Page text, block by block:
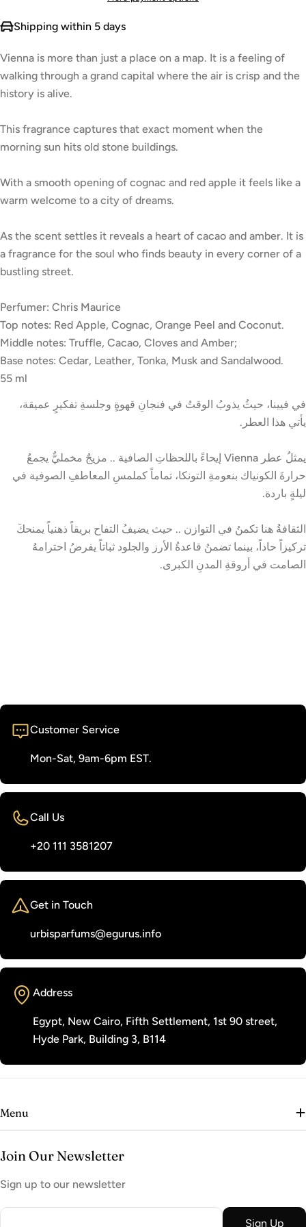
Shipping within 5 days
Vienna is more than just a place on a map. It is a feeling of
walking through a grand capital where the air is crisp and the
history is alive.
This fragrance captures that exact moment when the
morning sun hits old stone buildings.
With a smooth opening of cognac and red apple it feels like a
warm welcome to a city of dreams.
As the scent settles it reveals a heart of cacao and amber. It is
a fragrance for the soul who finds beauty in every corner of a
bustling street.
Perfumer: Chris Maurice
Top notes: Red Apple, Cognac, Orange Peel and Coconut.
Middle notes: Truffle, Cacao, Cloves and Amber;
Base notes: Cedar, Leather, Tonka, Musk and Sandalwood.
55 ml
في فيينا، حيثُ يذوبُ الوقتُ في فنجانِ قهوةٍ وجلسةِ تفكيرٍ عميقة،
يأتي هذا العطر.
يمثلُ عطر Vienna إيحاءً باللحظاتِ الصافية .. مزيجٌ مخمليٌّ يجمعُ
حرارةَ الكونياك بنعومةِ التونكا، تماماً كملمسِ المعاطفِ الصوفية في
ليلةٍ باردة.
الثقافةُ هنا تكمنُ في التوازن .. حيث يضيفُ التفاح بريقاً ذهنياً يمنحكَ
تركيزاً حاداً، بينما تضمنُ قاعدةُ الأرز والجلود ثباتاً يفرضُ احترامهُ
الصامت في أروقةِ المدنِ الكبرى.
Customer Service
Mon-Sat, 9am-6pm EST.
Call Us
‭+20 111 3581207‬
Get in Touch
urbisparfums@egurus.info
Address
Egypt, New Cairo, Fifth Settlement, 1st 90 street,
Hyde Park, Building 3, B114
Join Our Newsletter
Sign up to our newsletter
Email
Sign Up
Menu